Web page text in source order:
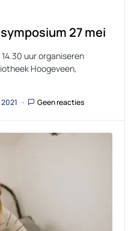
27 mei
uur organiseren
Hoogeveen,
Geen reacties